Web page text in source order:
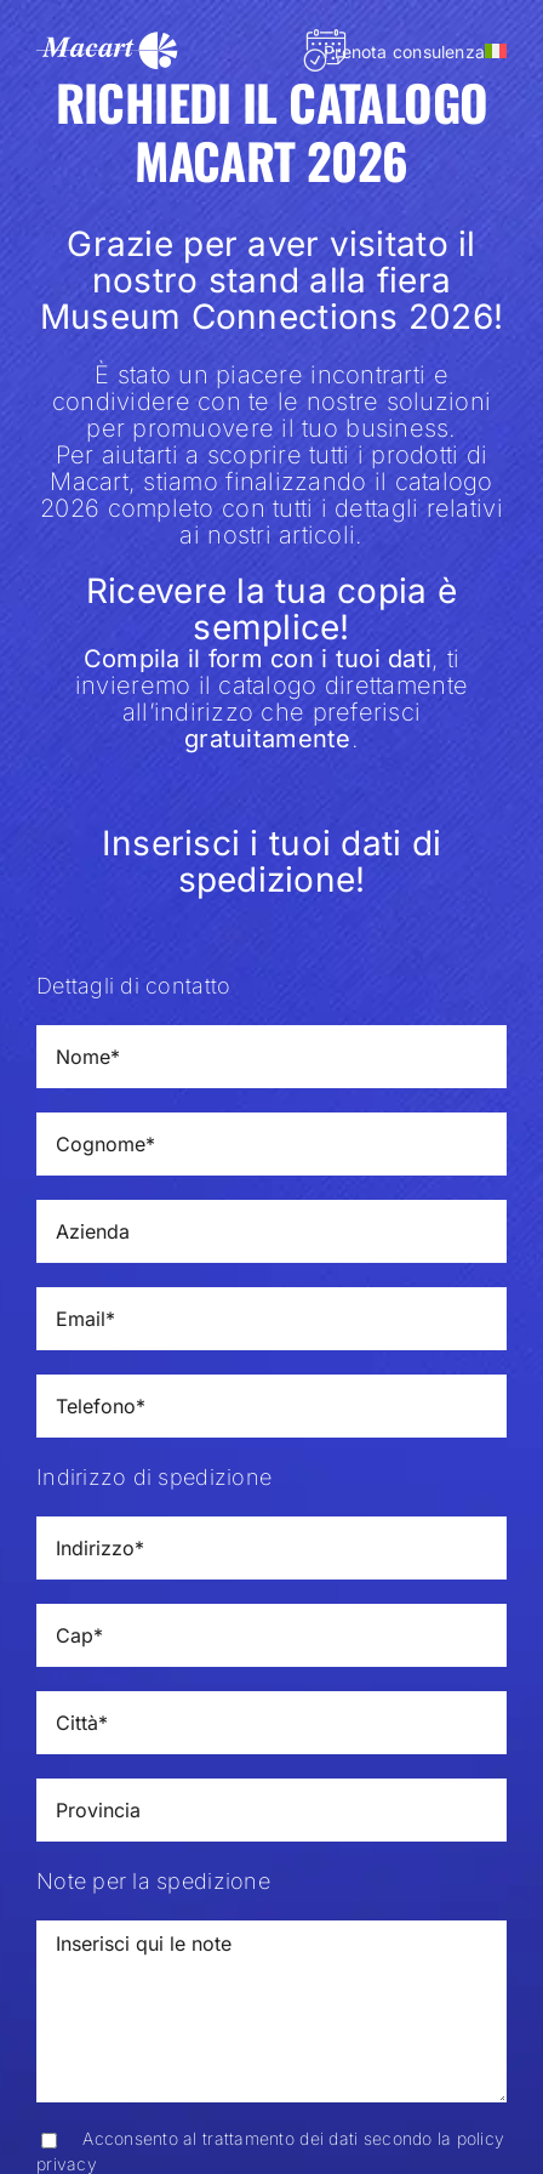
Salta
Prenota consulenza
RICHIEDI IL CATALOGO
MACART 2026
Grazie per aver visitato il
nostro stand alla fiera
Museum Connections 2026!
È stato un piacere incontrarti e
condividere con te le nostre soluzioni
per promuovere il tuo business.
Per aiutarti a scoprire tutti i prodotti di
Macart, stiamo finalizzando il catalogo
2026 completo con tutti i dettagli relativi
ai nostri articoli.
Ricevere la tua copia è
semplice!
Compila il form con i tuoi dati, ti
invieremo il catalogo direttamente
all’indirizzo che preferisci
gratuitamente.
Inserisci i tuoi dati di
spedizione!
Dettagli di contatto
Indirizzo di spedizione
Note per la spedizione
Acconsento al trattamento dei dati secondo la policy
privacy